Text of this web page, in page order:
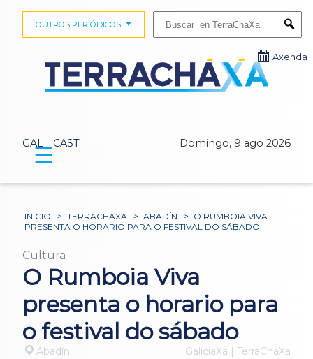
GAL CAST Domingo, 9 ago 2026
OUTROS PERIÓDICOS
Axenda
☰
INICIO > TERRACHAXA > ABADÍN > O RUMBOIA VIVA
PRESENTA O HORARIO PARA O FESTIVAL DO SÁBADO
Cultura
O Rumboia Viva
presenta o horario para
o festival do sábado
Abadín GaliciaXa | TerraChaXa